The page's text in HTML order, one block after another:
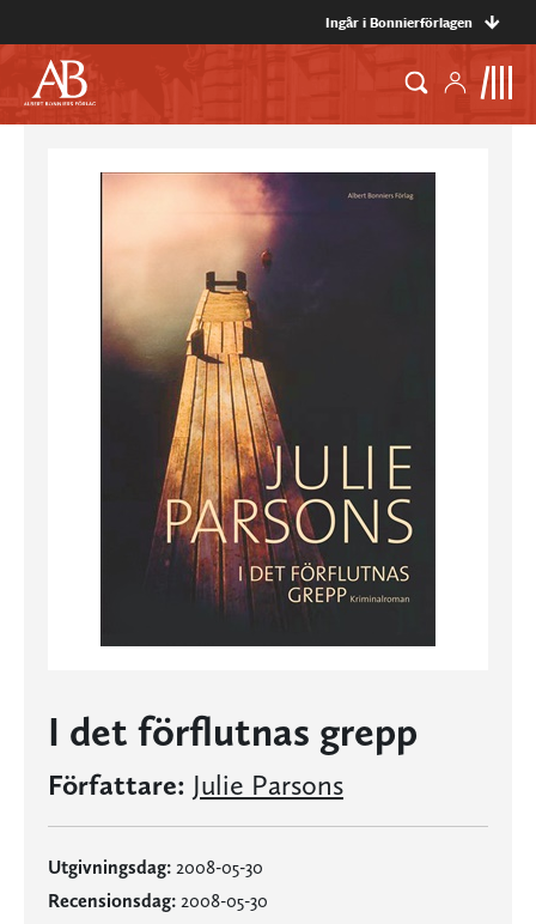
Ingår i Bonnierförlagen
I det förflutnas grepp
Författare: Julie Parsons
Utgivningsdag: 2008-05-30
Recensionsdag: 2008-05-30